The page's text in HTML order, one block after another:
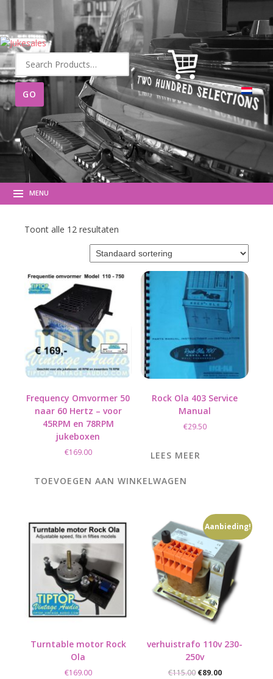
Zoeken
naar:
MENU
Toont alle 12 resultaten
Frequency Omvormer 50
naar 60 Hertz – voor
45RPM en 78RPM
jukeboxen
€169.00
TOEVOEGEN AAN WINKELWAGEN
Rock Ola 403 Service
Manual
€29.50
LEES MEER
Turntable motor Rock
Ola
€169.00
Aanbieding!
verhuistrafo 110v 230-
250v
€115.00 Oorspronkelijke
€89.00Huidige